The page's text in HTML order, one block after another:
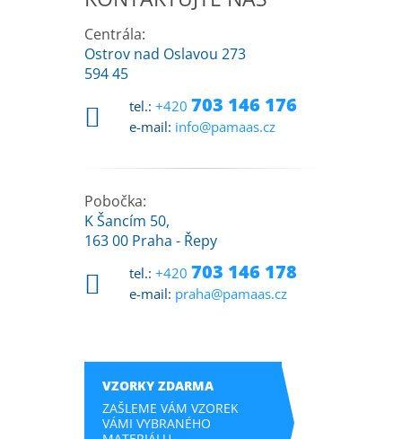
Centrála:
Ostrov nad Oslavou 273
594 45
tel.: +420 703 146 176
e-mail: info@pamaas.cz
Pobočka:
K Šancím 50,
163 00 Praha - Řepy
tel.: +420 703 146 178
e-mail: praha@pamaas.cz
VZORKY ZDARMA
ZAŠLEME VÁM VZOREK
VÁMI VYBRANÉHO